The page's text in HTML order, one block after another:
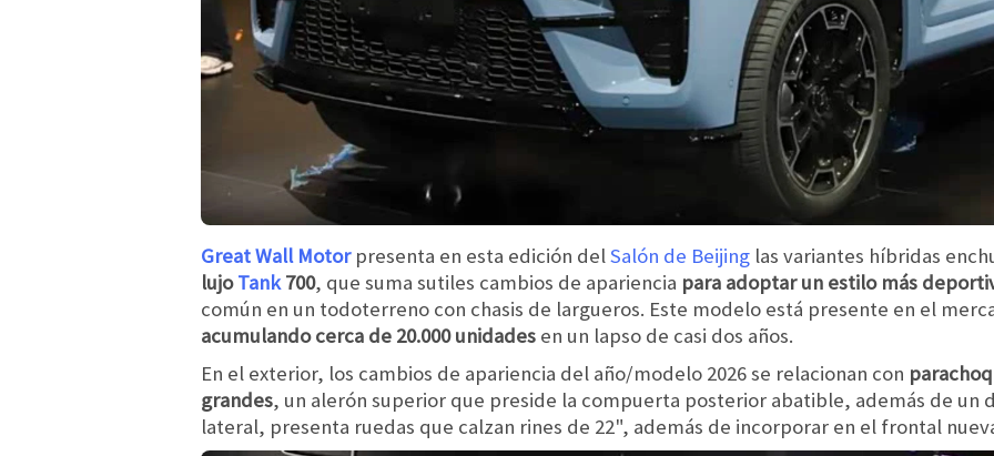
Great Wall Motorpresenta en esta edición delSalón de Beijing las variantes híbridas
lujoTank700, que suma sutiles cambios de apariencia para adoptar un estilo más
común en un todoterreno con chasis de largueros. Este modelo está presente en el
acumulando cerca de 20.000 unidades en un lapso de casi dos años.
En el exterior, los cambios de apariencia del año/modelo 2026 se relacionan con
grandes, un alerón superior que preside la compuerta posterior abatible, además de un
lateral, presenta ruedas que calzan rines de 22", además de incorporar en el frontal